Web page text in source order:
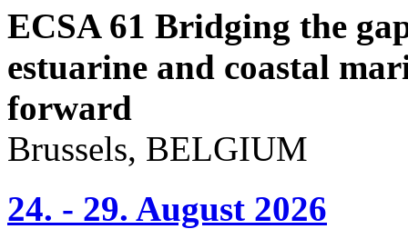
ECSA 61 Bridging the
estuarine and coastal
forward
Brussels, BELGIUM
24. - 29. August 2026